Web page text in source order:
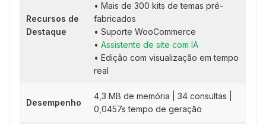
Recursos de
Destaque
• Mais de 300 kits de temas pré-
fabricados
• Suporte WooCommerce
• Assistente de site com IA
• Edição com visualização em tempo
real
Desempenho
4,3 MB de memória | 34 consultas |
0,0457s tempo de geração